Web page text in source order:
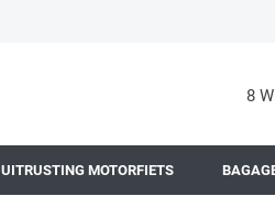
8
UITRUSTING MOTORFIETS